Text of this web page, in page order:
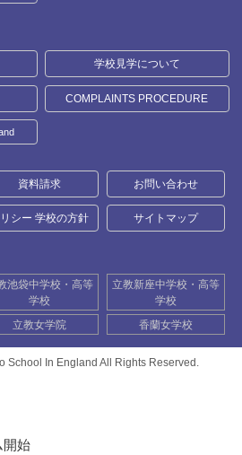
学校見学について
COMPLAINTS PROCEDURE
資料請求 お問い合わせ
シー 学校の方針 サイトマップ
池袋中学校・高等
学校
立教新座中学校・高等
学校
立教女学院 香蘭女学校
School In England All Rights Reserved.
開始